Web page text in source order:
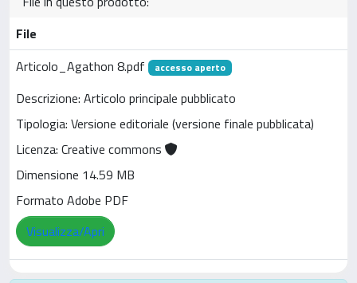
File
Articolo_Agathon 8.pdf
accesso aperto
Descrizione: Articolo principale pubblicato
Tipologia: Versione editoriale (versione finale pubblicata)
Licenza: Creative commons
Dimensione 14.59 MB
Formato Adobe PDF
Visualizza/Apri